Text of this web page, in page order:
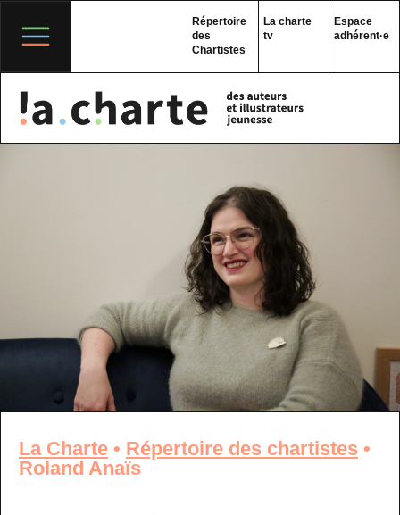
content
Répertoire
des
Chartistes
La charte
tv
Espace
adhérent·e
La Charte • Répertoire des chartistes •
Roland Anaïs